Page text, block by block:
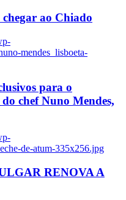
chegar ao Chiado
mendes_lisboeta-
para o
chef Nuno Mendes,
de-atum-335x256.jpg
RENOVA A